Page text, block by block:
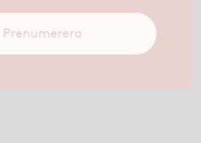
Prenumerera